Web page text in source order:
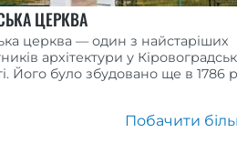
ЦЕРКВА
церква — один з найстаріших
архітектури у
Його було збудовано ще в 1786
Побачити